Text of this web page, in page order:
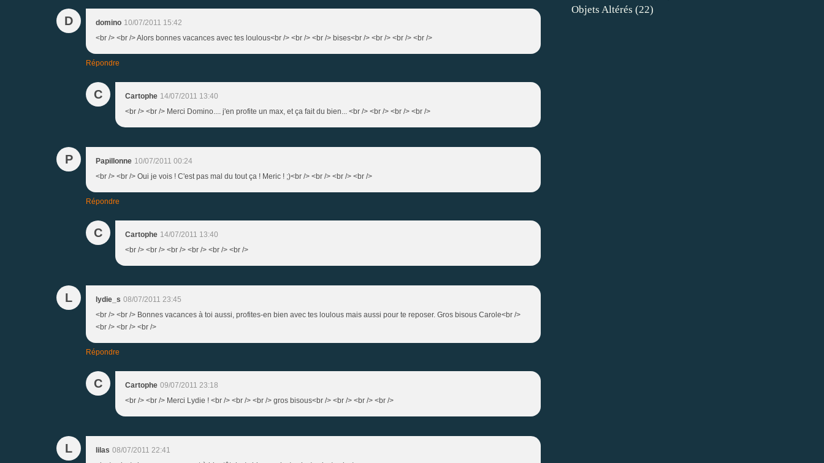
D domino 10/07/2011 15:42
<br /> <br /> Alors bonnes vacances avec tes loulous<br /> <br /> <br /> bises<br /> <br /> <br /> <br />
Répondre
C Cartophe 14/07/2011 13:40
<br /> <br /> Merci Domino.... j'en profite un max, et ça fait du bien... <br /> <br /> <br /> <br />
P Papillonne 10/07/2011 00:24
<br /> <br /> Oui je vois ! C'est pas mal du tout ça ! Meric ! ;)<br /> <br /> <br /> <br />
Répondre
C Cartophe 14/07/2011 13:40
<br /> <br /> <br /> <br /> <br /> <br />
L lydie_s 08/07/2011 23:45
<br /> <br /> Bonnes vacances à toi aussi, profites-en bien avec tes loulous mais aussi pour te reposer. Gros bisous Carole<br />
<br /> <br /> <br />
Répondre
C Cartophe 09/07/2011 23:18
<br /> <br /> Merci Lydie ! <br /> <br /> <br /> gros bisous<br /> <br /> <br /> <br />
L lilas 08/07/2011 22:41
Objets Altérés (22)